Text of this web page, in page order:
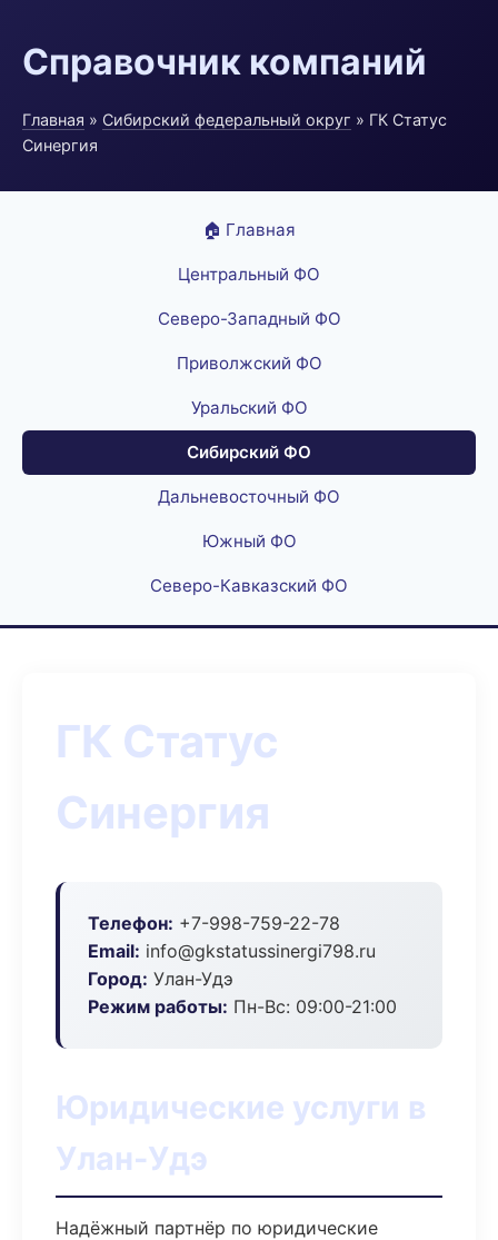
Справочник компаний
Главная » Сибирский федеральный округ » ГК Статус
Синергия
🏠 Главная
Центральный ФО
Северо-Западный ФО
Приволжский ФО
Уральский ФО
Сибирский ФО
Дальневосточный ФО
Южный ФО
Северо-Кавказский ФО
ГК Статус
Синергия
Телефон: +7-998-759-22-78
Email: info@gkstatussinergi798.ru
Город: Улан-Удэ
Режим работы: Пн-Вс: 09:00-21:00
Юридические услуги в
Улан-Удэ
Надёжный партнёр по юридические